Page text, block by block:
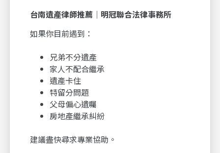
台南遺產律師推薦｜明冠聯合法律事務所
如果你目前遇到：
兄弟不分遺產
家人不配合繼承
遺產卡住
特留分問題
父母偏心遺囑
房地產繼承糾紛
建議盡快尋求專業協助。